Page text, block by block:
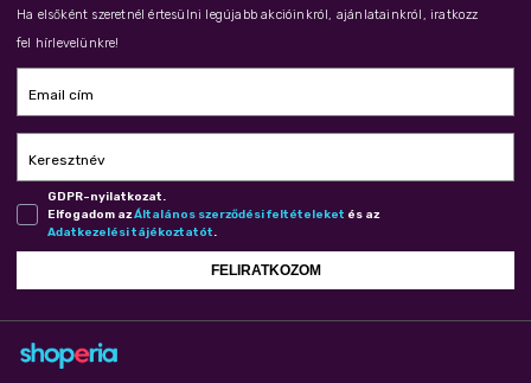
Ha elsőként szeretnél értesülni legújabb akcióinkról, ajánlatainkról, iratkozz
fel hírlevelünkre!
Email cím
Keresztnév
GDPR-nyilatkozat.
Elfogadom azÁl­ta­lá­nos szer­ző­dé­si fel­té­te­le­ket és az
Adat­ke­ze­lé­si tá­jé­koz­ta­tót.
FELIRATKOZOM